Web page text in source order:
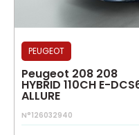
PEUGEOT
Peugeot 208 208
HYBRID 110CH E-
ALLURE
N°126032940